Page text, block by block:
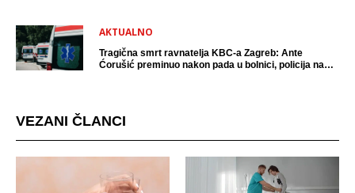
AKTUALNO
Tragična smrt ravnatelja KBC-a Zagreb: Ante
Ćorušić preminuo nakon pada u bolnici, policija na
VEZANI ČLANCI